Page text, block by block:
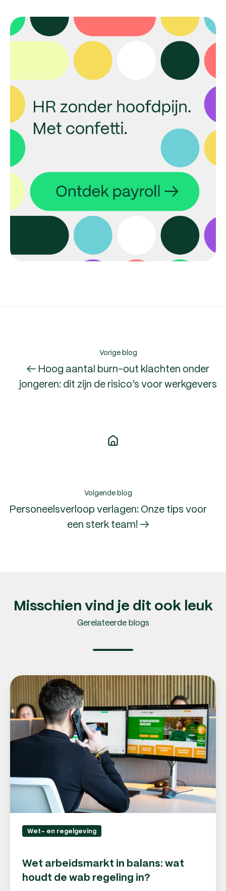
Vorige blog
← Hoog aantal burn-out klachten onder
jongeren: dit zijn de risico’s voor werkgevers
Volgende blog
Personeelsverloop verlagen: Onze tips voor
een sterk team! →
Misschien vind je dit ook leuk
Gerelateerde blogs
Wet
arbeidsmarkt
in
balans:
houdt
regeling
in?
Wet- en regelgeving
Wet arbeidsmarkt in balans: wat
houdt de wab regeling in?